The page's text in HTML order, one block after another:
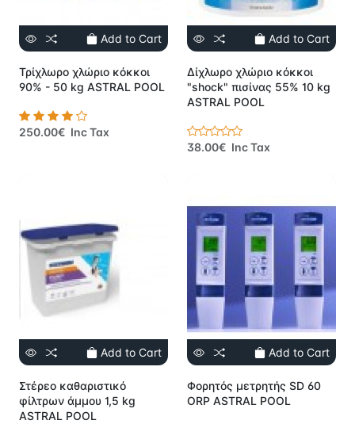
Add to Cart
Τρίχλωρο χλώριο κόκκοι
90% - 50 kg ASTRAL POOL
250.00€ Inc Tax
Add to Cart
Δίχλωρο χλώριο κόκκοι
"shock" πισίνας 55% 10 kg
ASTRAL POOL
38.00€ Inc Tax
Add to Cart
Στέρεο καθαριστικό
φίλτρων άμμου 1,5 kg
ASTRAL POOL
Add to Cart
Φορητός μετρητής SD 60
ORP ASTRAL POOL